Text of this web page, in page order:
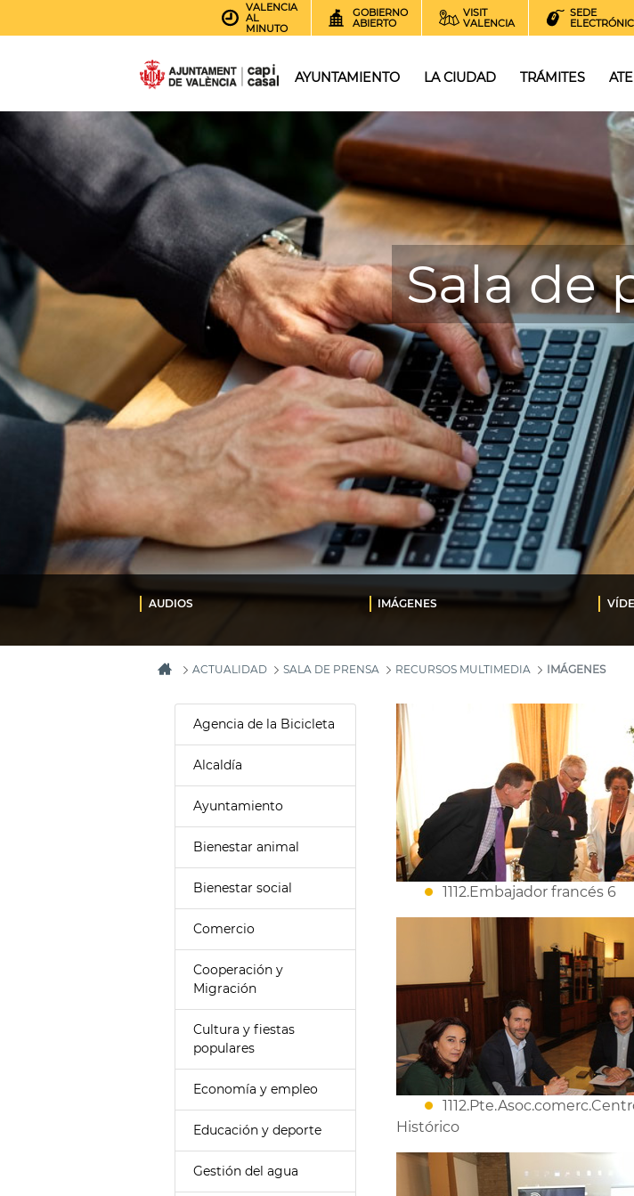
VALENCIA
AL
MINUTO
GOBIERNO
ABIERTO
VISIT
VALENCIA
SEDE
AYUNTAMIENTO LA CIUDAD TRÁMITES
Sala de
AUDIOS IMÁGENES
ACTUALIDAD SALA DE PRENSA RECURSOS MULTIMEDIA IMÁGENES
Agencia de la Bicicleta
Alcaldía
Ayuntamiento
Bienestar animal
Bienestar social
Comercio
Cooperación y
Migración
Cultura y fiestas
populares
Economía y empleo
Educación y deporte
Gestión del agua
1112.Embajador francés 6
Histórico